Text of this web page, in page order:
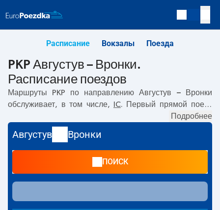
Расписание Вокзалы Поезда
PKP Августув – Вронки.
Расписание поездов
Маршруты PKP по направлению Августув – Вронки
обслуживает, в том числе,
IC. Первый прямой поезд
с вокзала PKP Августув.
Последний поезд до Вронки отправляется в 09:42.
Самое быстрое путешествие предлагает прямой поезд
PODLASIAK
. Поездка на нём занимает07:14. По
Вронкитакже курсируют другие
поезда:- предлагают более низкую цену билета и, как
правило, более долгое время в пути. Поезд заканчивает
маршрут на станции Вронки.
Подробнее
Августув Вронки
ПОИСК